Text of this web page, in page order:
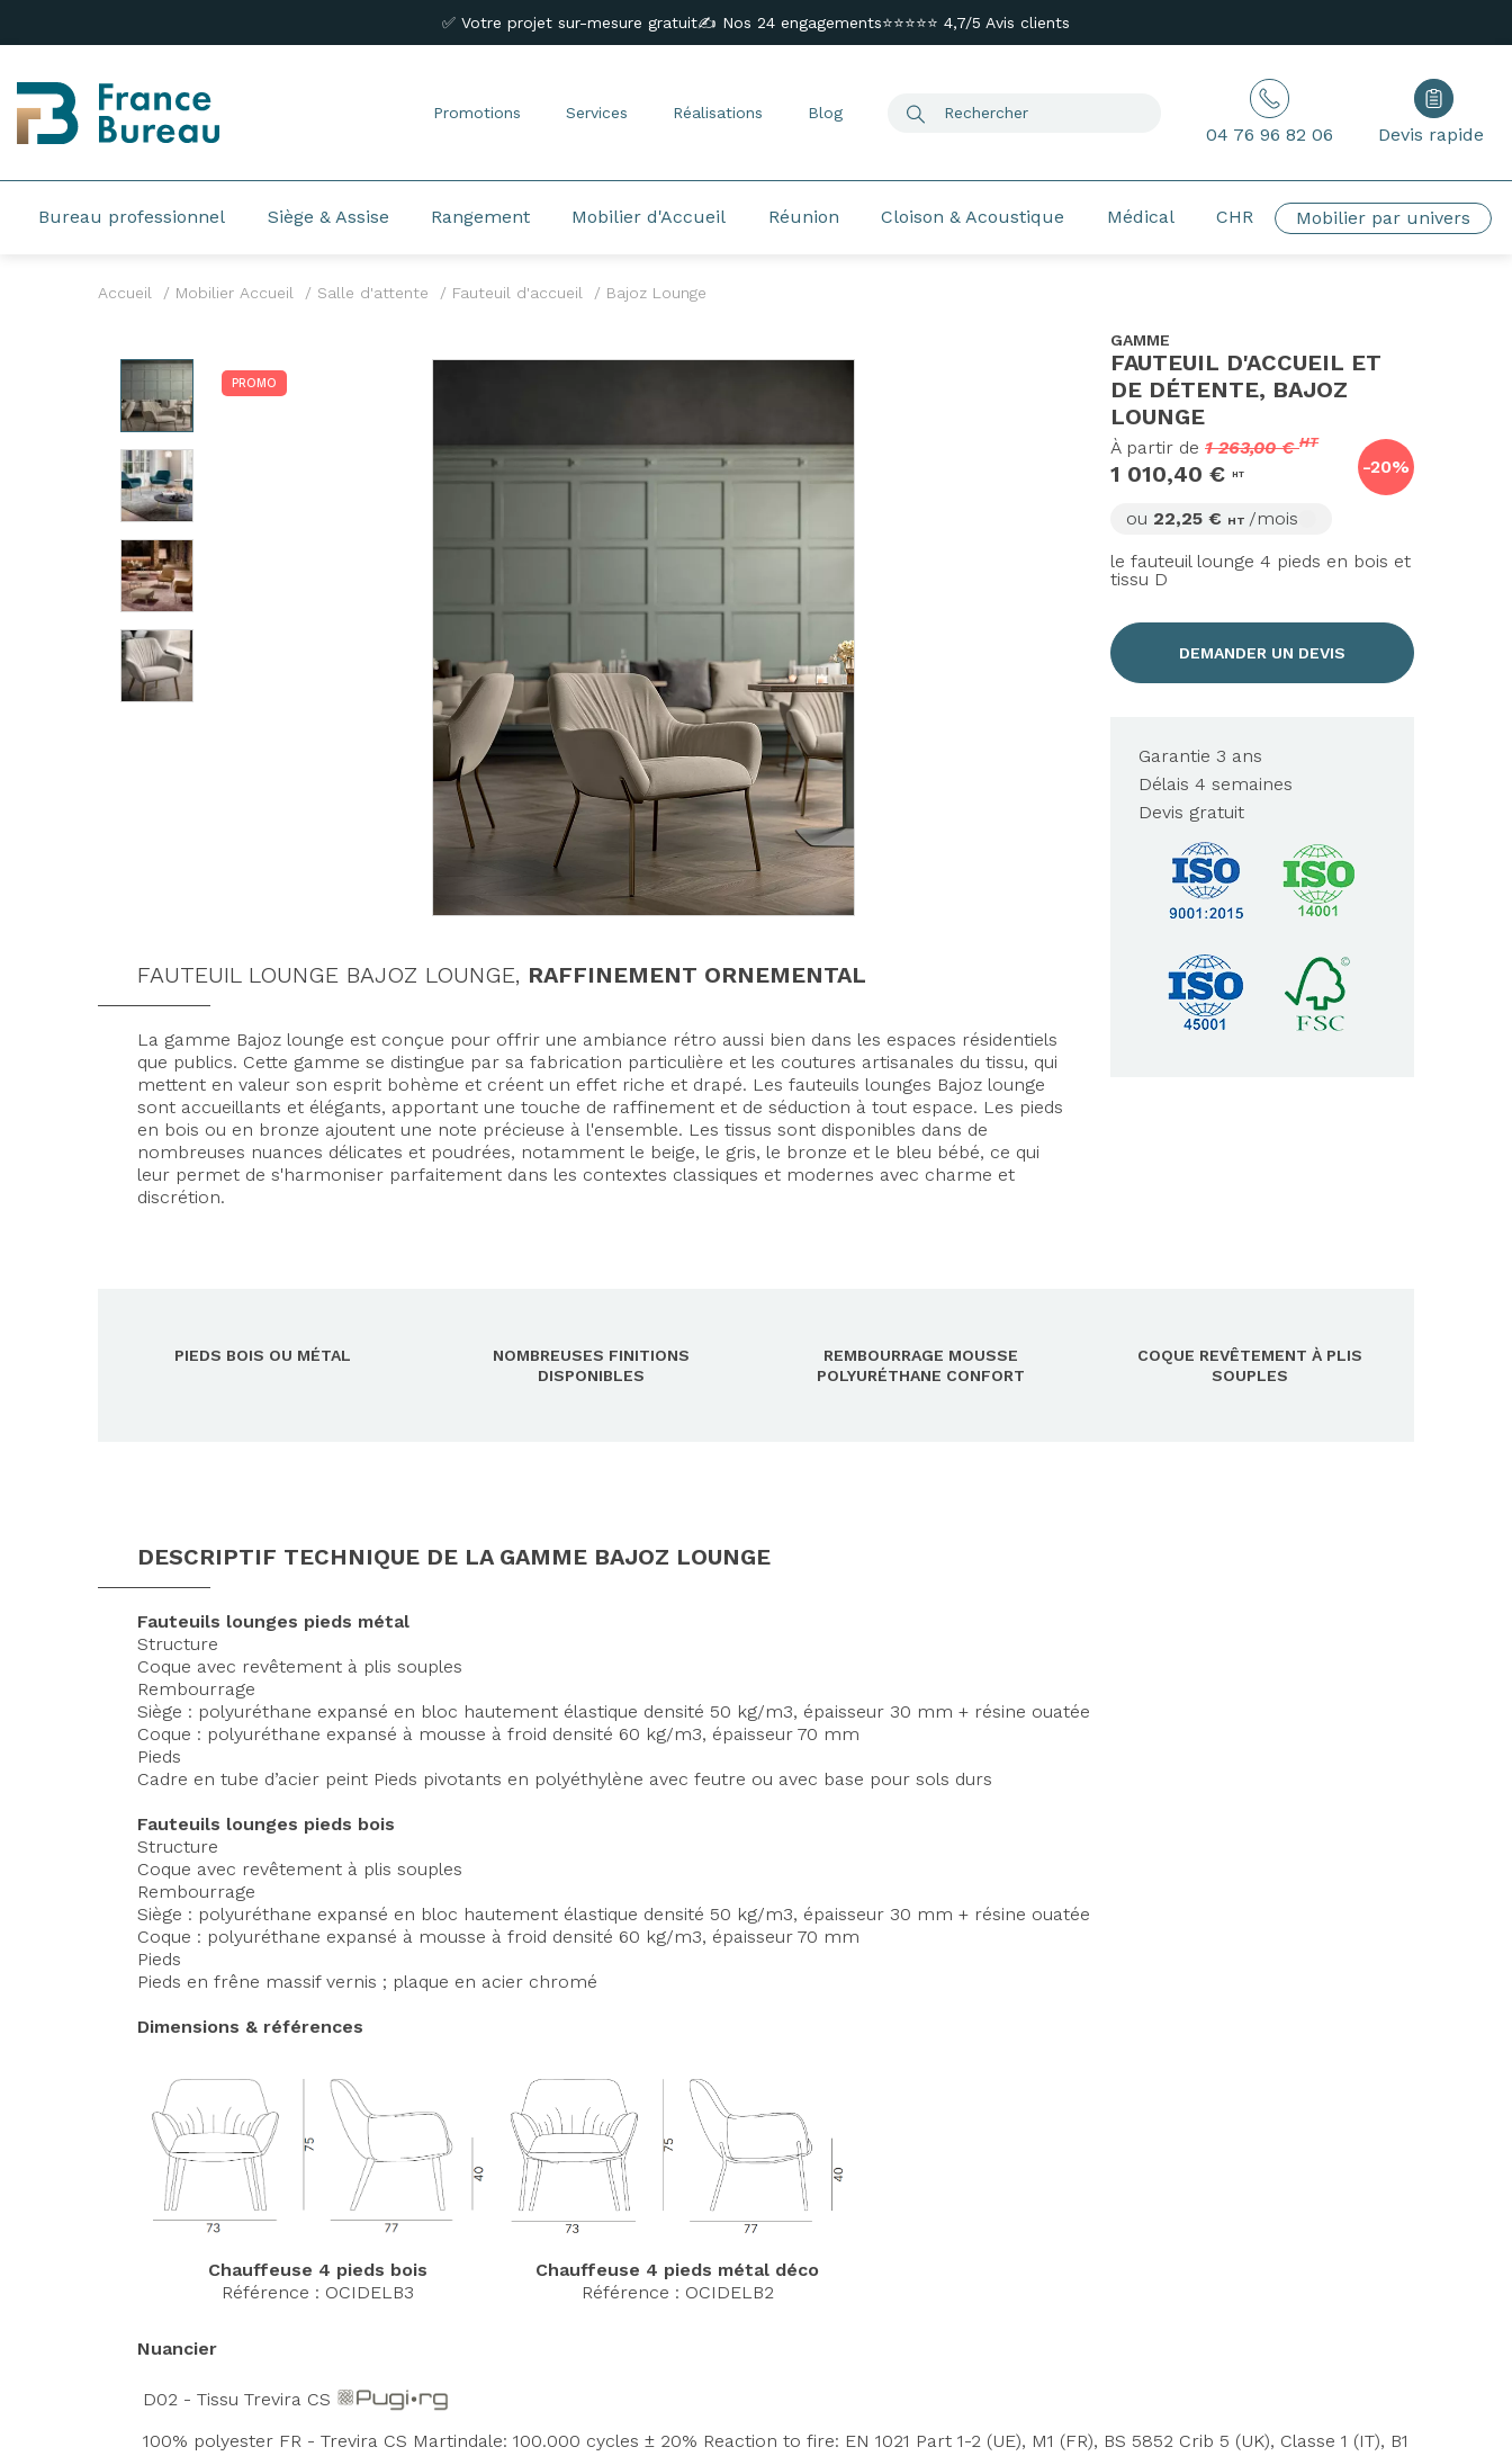
✅ Votre projet sur-mesure gratuit✍️ Nos 24 engagements⭐⭐⭐⭐⭐ 4,7/5 Avis clients
Promotions Services Réalisations Blog
04 76 96 82 06 Devis rapide
Bureau professionnel Siège & Assise Rangement Mobilier d'Accueil Réunion Cloison & Acoustique Médical CHR Mobilier par univers
Accueil Mobilier Accueil Salle d'attente Fauteuil d'accueil Bajoz Lounge
PROMO
GAMME
FAUTEUIL D'ACCUEIL ET
DE DÉTENTE, BAJOZ
LOUNGE
-20%
À partir de 1 263,00 €HT
1 010,40 € HT
ou 22,25 € HT /mois
le fauteuil lounge 4 pieds en bois et
tissu D
DEMANDER UN DEVIS
Garantie 3 ans
Délais 4 semaines
Devis gratuit
FAUTEUIL LOUNGE BAJOZ LOUNGE, RAFFINEMENT ORNEMENTAL
La gamme Bajoz lounge est conçue pour offrir une ambiance rétro aussi bien dans les espaces résidentiels
que publics. Cette gamme se distingue par sa fabrication particulière et les coutures artisanales du tissu, qui
mettent en valeur son esprit bohème et créent un effet riche et drapé. Les fauteuils lounges Bajoz lounge
sont accueillants et élégants, apportant une touche de raffinement et de séduction à tout espace. Les pieds
en bois ou en bronze ajoutent une note précieuse à l'ensemble. Les tissus sont disponibles dans de
nombreuses nuances délicates et poudrées, notamment le beige, le gris, le bronze et le bleu bébé, ce qui
leur permet de s'harmoniser parfaitement dans les contextes classiques et modernes avec charme et
discrétion.
PIEDS BOIS OU MÉTAL
NOMBREUSES FINITIONS
DISPONIBLES
REMBOURRAGE MOUSSE
POLYURÉTHANE CONFORT
COQUE REVÊTEMENT À PLIS
SOUPLES
DESCRIPTIF TECHNIQUE DE LA GAMME BAJOZ LOUNGE
Fauteuils lounges pieds métal
Structure
Coque avec revêtement à plis souples
Rembourrage
Siège : polyuréthane expansé en bloc hautement élastique densité 50 kg/m3, épaisseur 30 mm + résine ouatée
Coque : polyuréthane expansé à mousse à froid densité 60 kg/m3, épaisseur 70 mm
Pieds
Cadre en tube d’acier peint Pieds pivotants en polyéthylène avec feutre ou avec base pour sols durs
Fauteuils lounges pieds bois
Structure
Coque avec revêtement à plis souples
Rembourrage
Siège : polyuréthane expansé en bloc hautement élastique densité 50 kg/m3, épaisseur 30 mm + résine ouatée
Coque : polyuréthane expansé à mousse à froid densité 60 kg/m3, épaisseur 70 mm
Pieds
Pieds en frêne massif vernis ; plaque en acier chromé
Dimensions & références
Chauffeuse 4 pieds bois
Référence : OCIDELB3
Chauffeuse 4 pieds métal déco
Référence : OCIDELB2
Nuancier
D02 - Tissu Trevira CS
100% polyester FR - Trevira CS Martindale: 100.000 cycles ± 20% Reaction to fire: EN 1021 Part 1-2 (UE), M1 (FR), BS 5852 Crib 5 (UK), Classe 1 (IT), B1 DIN 4102